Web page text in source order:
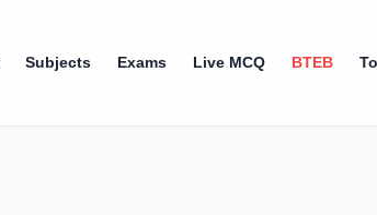
Subjects Exams Live MCQ BTEB